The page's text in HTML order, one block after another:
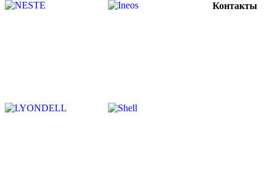
Контакты